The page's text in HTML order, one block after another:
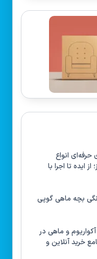
حرفه‌ای انواع
از ایده تا اجرا با
بچه ماهی گوپی
و ماهی در
خرید آنلاین و